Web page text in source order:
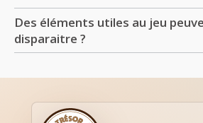
Des éléments utiles au jeu
disparaitre ?